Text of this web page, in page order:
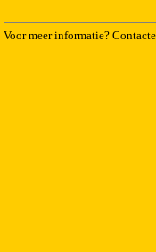
Voor meer informatie?